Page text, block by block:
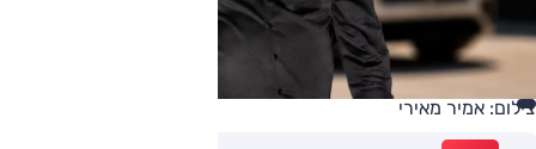
צילום: אמיר מאירי